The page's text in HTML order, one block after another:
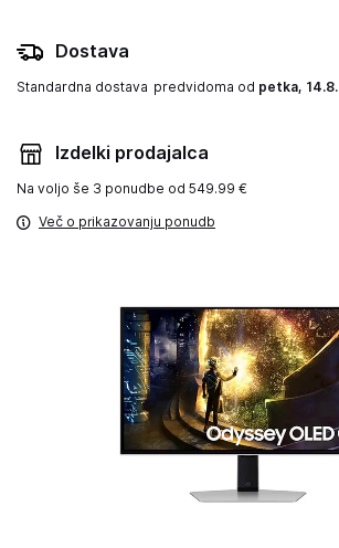
Dostava
Standardna dostava predvidoma od petka, 14.8.
Izdelki prodajalca
Na voljo še 3 ponudbe od 549.99 €
Več o prikazovanju ponudb